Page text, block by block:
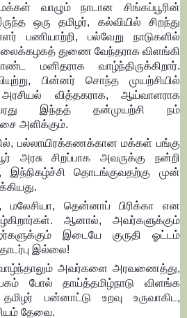
வாழும் நாடான சிங்கப்பூரின்
ஒரு தமிழர், கல்வியில் சிறந்து
பணியாற்றி, பல்வேறு நாடுகளில்
துணை வேந்தராக விளங்கி
மனிதராக வாழ்ந்திருக்கிறார்.
பின்னர் சொந்த முயற்சியில்
வித்தகராக, ஆய்வாளராக
அவரது இந்தத் தன்முயற்சி நம்
அளிக்கும்.
பல்லாயிரக்கணக்கான மக்கள் பங்கு
அரசு சிறப்பாக அவருக்கு நன்றி
இந்நிகழ்ச்சி தொடங்குவதற்கு முன்
மலேசியா, தென்னாப் பிரிக்கா என
ஆனால், அவர்களுக்கும்
இடையே குருதி ஓட்டம்
இல்லை!
வாழ்ந்தாலும் அவர்களை அரவணைத்து,
போல் தாய்த்தமிழ்நாடு விளங்க
பன்னாட்டு உறவு உருவாகிட,
தேவை.